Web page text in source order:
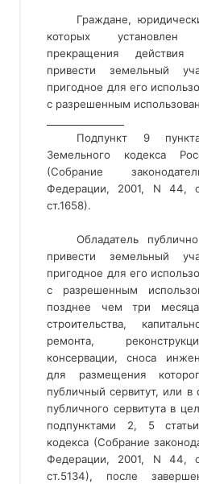
Граждане,
которых установлен
прекращения действия
привести земельный
пригодное для его
с разрешенным
Подпункт 9
Земельного кодекса
(Собрание
Федерации, 2001, N 44,
ст.1658).
Обладатель
привести земельный
пригодное для его
с разрешенным
позднее чем три
строительства,
ремонта,
консервации, сноса
для размещения
публичный сервитут, или в
публичного сервитута в
подпунктами 2, 5
кодекса (Собрание
Федерации, 2001, N 44,
ст.5134), после